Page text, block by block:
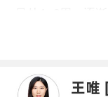
部叶片会老化，